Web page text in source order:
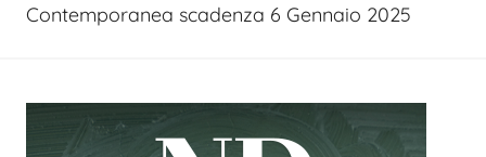
Contemporanea scadenza 6 Gennaio 2025